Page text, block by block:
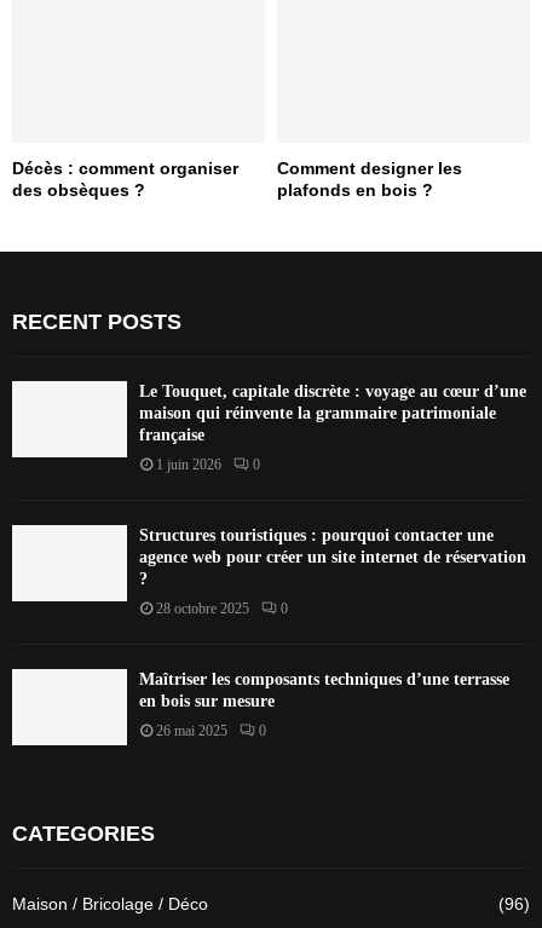
Décès : comment organiser
des obsèques ?
Comment designer les
plafonds en bois ?
RECENT POSTS
Le Touquet, capitale discrète : voyage au cœur d’une
maison qui réinvente la grammaire patrimoniale
française
1 juin 2026 0
Structures touristiques : pourquoi contacter une
agence web pour créer un site internet de réservation
?
28 octobre 2025 0
Maîtriser les composants techniques d’une terrasse
en bois sur mesure
26 mai 2025 0
CATEGORIES
Maison / Bricolage / Déco
(96)